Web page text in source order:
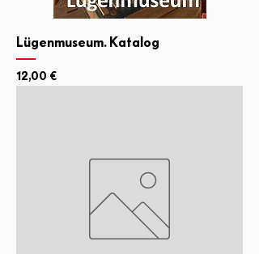
Lügenmuseum. Katalog
Preis
12,00 €